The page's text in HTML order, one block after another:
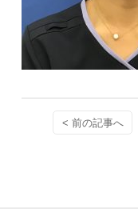
< 前の記事へ